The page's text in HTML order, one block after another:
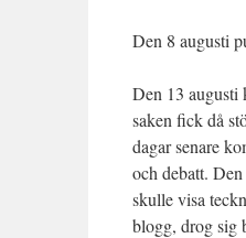
Den 8 augusti
Den 13 augusti
saken fick då
dagar senare
och debatt.
skulle visa
blogg, drog sig